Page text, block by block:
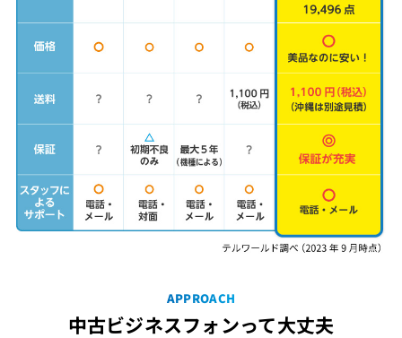
APPROACH
中古ビジネスフォンって大丈夫